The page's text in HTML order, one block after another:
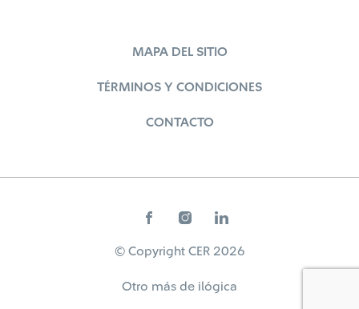
MAPA DEL SITIO
TÉRMINOS Y CONDICIONES
CONTACTO
© Copyright CER 2026
Otro más de ilógica